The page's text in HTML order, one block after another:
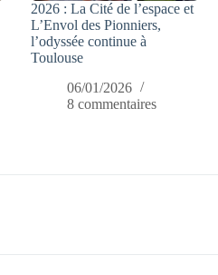
2026 : La Cité de l’espace et
L’Envol des Pionniers,
l’odyssée continue à
Toulouse
06/01/2026
8 commentaires